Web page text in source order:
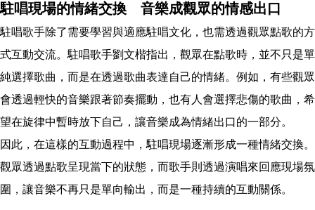
駐唱現場的情緒交換 音樂成觀眾的情感出口
駐唱歌手除了需要學習與適應駐唱文化，也需透過觀眾點歌的方
式互動交流。駐唱歌手劉文楷指出，觀眾在點歌時，並不只是單
純選擇歌曲，而是在透過歌曲表達自己的情緒。例如，有些觀眾
會透過輕快的音樂跟著節奏擺動，也有人會選擇悲傷的歌曲，希
望在旋律中暫時放下自己，讓音樂成為情緒出口的一部分。
因此，在這樣的互動過程中，駐唱現場逐漸形成一種情緒交換。
觀眾透過點歌呈現當下的狀態，而歌手則透過演唱來回應現場氛
圍，讓音樂不再只是單向輸出，而是一種持續的互動關係。